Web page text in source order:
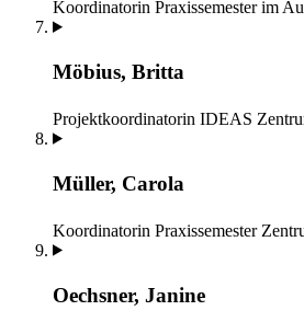
Koordinatorin Praxissemester im
Möbius, Britta
Projektkoordinatorin IDEAS
Müller, Carola
Koordinatorin Praxissemester
Oechsner, Janine